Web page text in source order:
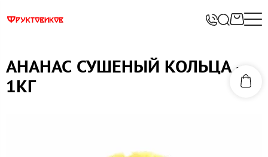
АНАНАС СУШЕНЫЙ КОЛЬЦА -
1КГ